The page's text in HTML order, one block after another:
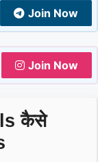
Join Now
Join Now
कैसे